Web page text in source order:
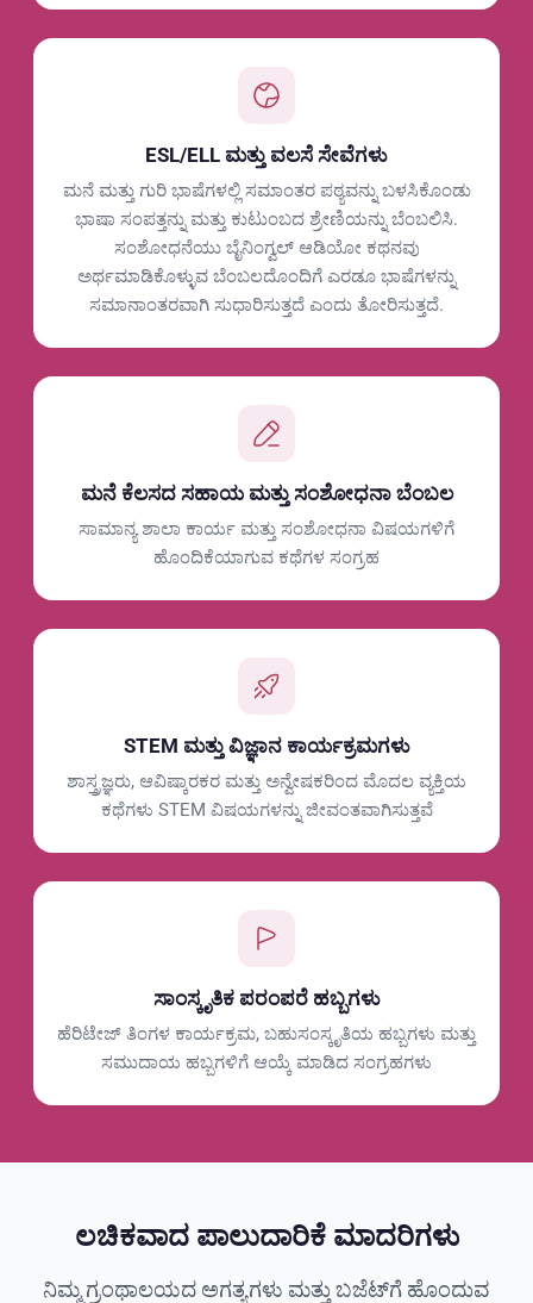
ESL/ELL ಮತ್ತು ವಲಸೆ ಸೇವೆಗಳು
ಮನೆ ಮತ್ತು ಗುರಿ ಭಾಷೆಗಳಲ್ಲಿ ಸಮಾಂತರ ಪಠ್ಯವನ್ನು ಬಳಸಿಕೊಂಡು
ಭಾಷಾ ಸಂಪತ್ತನ್ನು ಮತ್ತು ಕುಟುಂಬದ ಶ್ರೇಣಿಯನ್ನು ಬೆಂಬಲಿಸಿ.
ಸಂಶೋಧನೆಯು ಬೈನಿಂಗ್ವಲ್ ಆಡಿಯೋ ಕಥನವು
ಅರ್ಥಮಾಡಿಕೊಳ್ಳುವ ಬೆಂಬಲದೊಂದಿಗೆ ಎರಡೂ ಭಾಷೆಗಳನ್ನು
ಸಮಾನಾಂತರವಾಗಿ ಸುಧಾರಿಸುತ್ತದೆ ಎಂದು ತೋರಿಸುತ್ತದೆ.
ಮನೆ ಕೆಲಸದ ಸಹಾಯ ಮತ್ತು ಸಂಶೋಧನಾ ಬೆಂಬಲ
ಸಾಮಾನ್ಯ ಶಾಲಾ ಕಾರ್ಯ ಮತ್ತು ಸಂಶೋಧನಾ ವಿಷಯಗಳಿಗೆ
ಹೊಂದಿಕೆಯಾಗುವ ಕಥೆಗಳ ಸಂಗ್ರಹ
STEM ಮತ್ತು ವಿಜ್ಞಾನ ಕಾರ್ಯಕ್ರಮಗಳು
ಶಾಸ್ತ್ರಜ್ಞರು, ಆವಿಷ್ಕಾರಕರ ಮತ್ತು ಅನ್ವೇಷಕರಿಂದ ಮೊದಲ ವ್ಯಕ್ತಿಯ
ಕಥೆಗಳು STEM ವಿಷಯಗಳನ್ನು ಜೀವಂತವಾಗಿಸುತ್ತವೆ
ಸಾಂಸ್ಕೃತಿಕ ಪರಂಪರೆ ಹಬ್ಬಗಳು
ಹೆರಿಟೇಜ್ ತಿಂಗಳ ಕಾರ್ಯಕ್ರಮ, ಬಹುಸಂಸ್ಕೃತಿಯ ಹಬ್ಬಗಳು ಮತ್ತು
ಸಮುದಾಯ ಹಬ್ಬಗಳಿಗೆ ಆಯ್ಕೆ ಮಾಡಿದ ಸಂಗ್ರಹಗಳು
ಲಚಿಕವಾದ ಪಾಲುದಾರಿಕೆ ಮಾದರಿಗಳು
ನಿಮ್ಮ ಗ್ರಂಥಾಲಯದ ಅಗತ್ಯಗಳು ಮತ್ತು ಬಜೆಟ್‌ಗೆ ಹೊಂದುವ